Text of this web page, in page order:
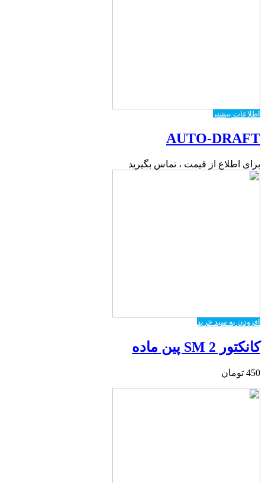
اطلاعات بیشتر
AUTO-DRAFT
برای اطلاع از قیمت ، تماس بگیرید
افزودن به سبد خرید
کانکتور SM 2 پین ماده
450 تومان